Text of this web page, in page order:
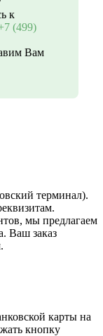
к
(499)
Вам
терминал).
мы предлагаем
Ваш заказ
карты на
кнопку